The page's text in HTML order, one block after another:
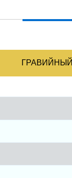
ГРАВИЙНЫЙ